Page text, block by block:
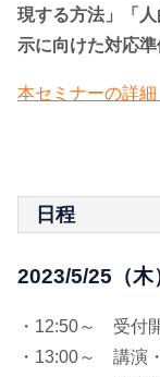
現する方法」「
示に向けた対応準
本セミナーの詳
日程
2023/5/25（木
・12:50～ 受
・13:00～ 講演